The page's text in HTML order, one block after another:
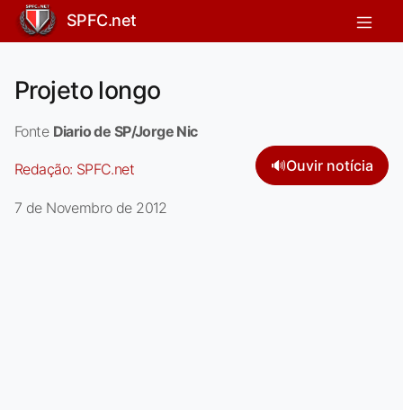
SPFC.net
Projeto longo
Fonte Diario de SP/Jorge Nic
Redação: SPFC.net 🔊Ouvir notícia
7 de Novembro de 2012